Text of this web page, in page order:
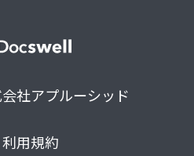
社アプルーシッド
利用規約